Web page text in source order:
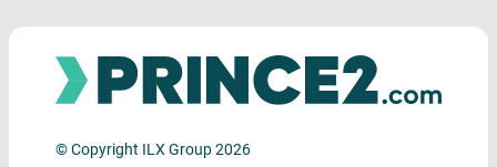
© Copyright ILX Group 2026